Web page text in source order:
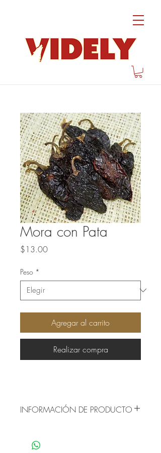
Mora con Pata
$13.00Precio
Peso *
Agregar al carrito
Realizar compra
INFORMACIÓN DE PRODUCTO
Presentación: Bulto o a Granel
Chile seco de origen nacional utilizado